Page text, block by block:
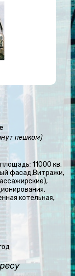
пешком)
11000 кв.
фасад,Витражи,
котельная,